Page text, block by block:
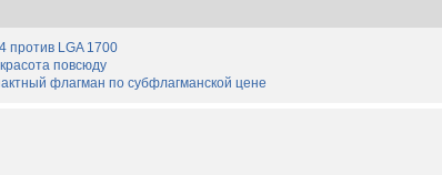
против LGA 1700
повсюду
флагман по субфлагманской цене